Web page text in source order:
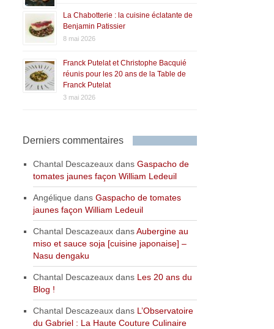
La Chabotterie : la cuisine éclatante de
Benjamin Patissier
8 mai 2026
Franck Putelat et Christophe Bacquié
réunis pour les 20 ans de la Table de
Franck Putelat
3 mai 2026
Derniers commentaires
Chantal Descazeaux dansGaspacho de
tomates jaunes façon William Ledeuil
Angélique dansGaspacho de tomates
jaunes façon William Ledeuil
Chantal Descazeaux dansAubergine au
miso et sauce soja [cuisine japonaise] –
Nasu dengaku
Chantal Descazeaux dans Les 20 ans du
Blog !
Chantal Descazeaux dans L’Observatoire
du Gabriel : La Haute Couture Culinaire